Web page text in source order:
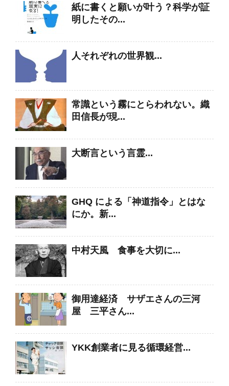
紙に書くと願いが叶う？科学が証
明したその...
人それぞれの世界観...
常識という霧にとらわれない。織
田信長が現...
大断言という言霊...
GHQ による「神道指令」とはな
にか。新...
中村天風 食事を大切に...
御用達経済 サザエさんの三河
屋 三平さん...
YKK創業者に見る循環経営...